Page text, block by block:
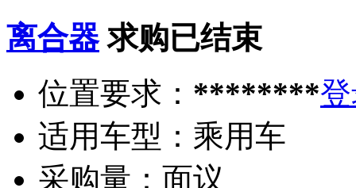
离合器 求购已结束
位置要求： ********
适用车型： 乘用车
采购量： 面议